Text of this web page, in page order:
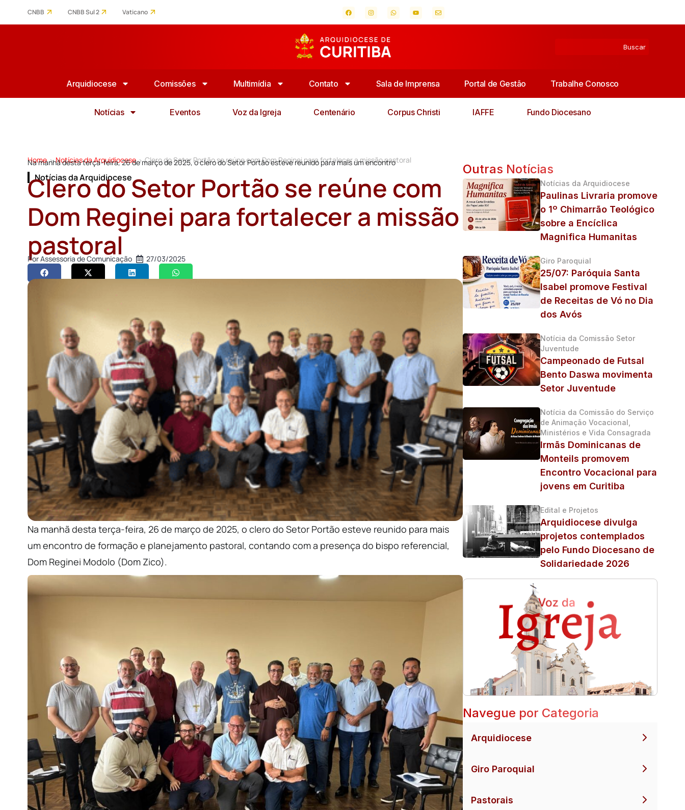
CNBB CNBB Sul 2 Vaticano
Arquidiocese Comissões Multimídia Contato Sala de Imprensa Portal de Gestão Trabalhe Conosco
Notícias Eventos Voz da Igreja Centenário Corpus Christi IAFFE Fundo Diocesano
Home > Notícias da Arquidiocese > Clero do Setor Portão se reúne com Dom Reginei para fortalecer a missão pastoral
Na manhã desta terça-feira, 26 de março de 2025, o clero do Setor Portão esteve reunido para mais um encontro
Notícias da Arquidiocese
Clero do Setor Portão se reúne com
Dom Reginei para fortalecer a missão
pastoral
PorAssessoria de Comunicação 27/03/2025
Na manhã desta terça-feira, 26 de março de 2025, o clero do Setor Portão esteve reunido para mais
um encontro de formação e planejamento pastoral, contando com a presença do bispo referencial,
Dom Reginei Modolo (Dom Zico).
Outras Notícias
Notícias da Arquidiocese
Paulinas Livraria promove
o 1º Chimarrão Teológico
sobre a Encíclica
Magnifica Humanitas
Giro Paroquial
25/07: Paróquia Santa
Isabel promove Festival
de Receitas de Vó no Dia
dos Avós
Notícia da Comissão Setor
Juventude
Campeonado de Futsal
Bento Daswa movimenta
Setor Juventude
Notícia da Comissão do Serviço
de Animação Vocacional,
Ministérios e Vida Consagrada
Irmãs Dominicanas de
Monteils promovem
Encontro Vocacional para
jovens em Curitiba
Edital e Projetos
Arquidiocese divulga
projetos contemplados
pelo Fundo Diocesano de
Solidariedade 2026
Navegue por Categoria
Arquidiocese
Giro Paroquial
Pastorais